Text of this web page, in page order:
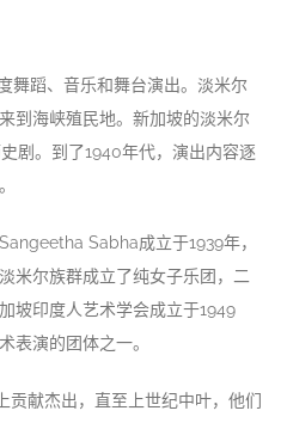
舞蹈、音乐和舞台演出。淡米尔
到海峡殖民地。新加坡的淡米尔
剧。到了1940年代，演出内容逐
Sabha成立于1939年，
米尔族群成立了纯女子乐团，二
坡印度人艺术学会成立于1949
表演的团体之一。
贡献杰出，直至上世纪中叶，他们